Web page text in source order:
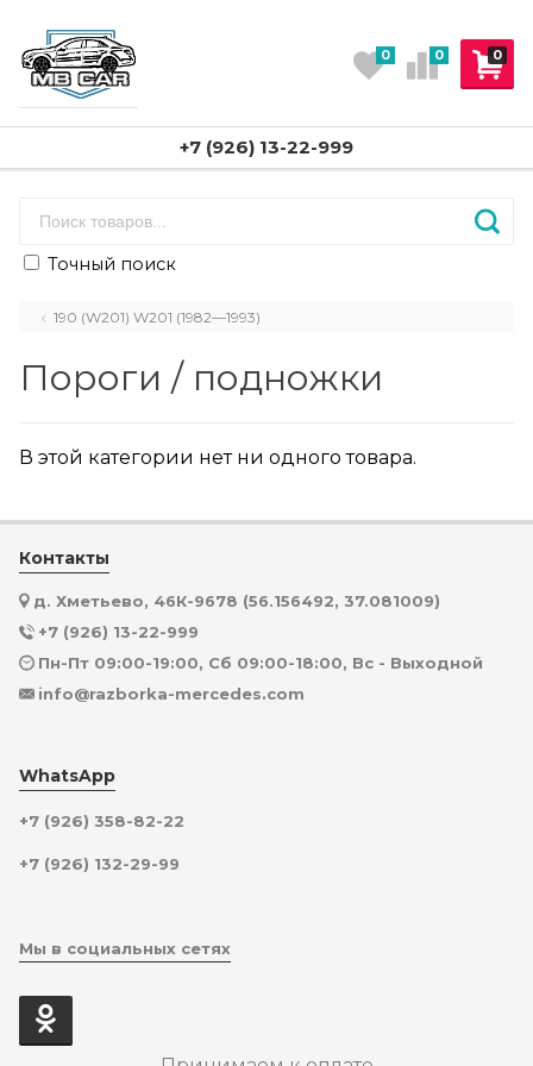
0
0 0
+7 (926) 13-22-999
Точный поиск
190 (W201) W201 (1982—1993)
Пороги / подножки
В этой категории нет ни одного товара.
Контакты
д. Хметьево, 46К-9678 (56.156492, 37.081009)
+7 (926) 13-22-999
Пн-Пт 09:00-19:00, Сб 09:00-18:00, Вс - Выходной
info@razborka-mercedes.com
WhatsApp
+7 (926) 358-82-22
+7 (926) 132-29-99
Мы в социальных сетях